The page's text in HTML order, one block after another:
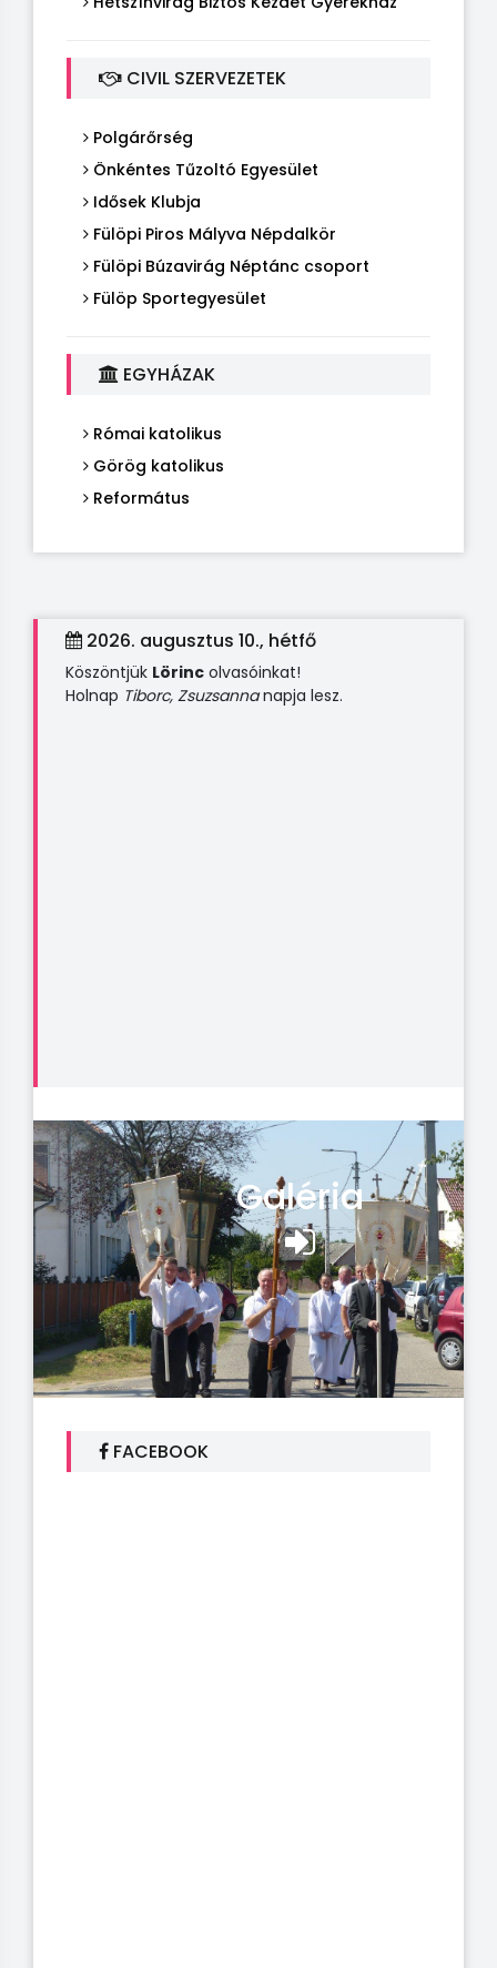
CIVIL SZERVEZETEK
Polgárőrség
Önkéntes Tűzoltó Egyesület
Idősek Klubja
Fülöpi Piros Mályva Népdalkör
Fülöpi Búzavirág Néptánc csoport
Fülöp Sportegyesület
EGYHÁZAK
Római katolikus
Görög katolikus
Református
2026. augusztus 10., hétfő
Köszöntjük Lörinc olvasóinkat!
Holnap Tiborc, Zsuzsannanapja lesz.
Galéria
FACEBOOK